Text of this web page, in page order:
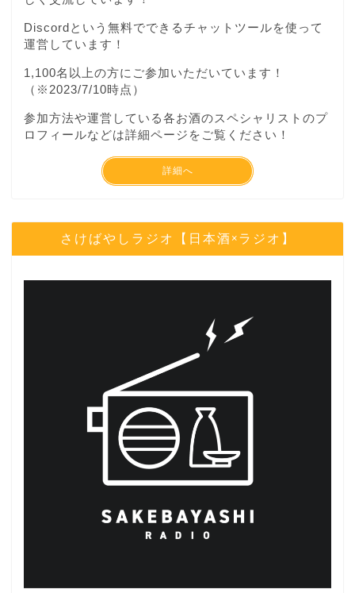
Discordという無料でできるチャットツールを使って
運営しています！
1,100名以上の方にご参加いただいています！
（※2023/7/10時点）
参加方法や運営している各お酒のスペシャリストのプ
ロフィールなどは詳細ページをご覧ください！
詳細へ
さけばやしラジオ【日本酒×ラジオ】